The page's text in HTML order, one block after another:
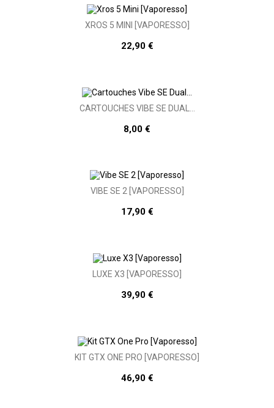
XROS 5 MINI [VAPORESSO]
22,90 €
CARTOUCHES VIBE SE DUAL...
8,00 €
VIBE SE 2 [VAPORESSO]
17,90 €
LUXE X3 [VAPORESSO]
39,90 €
KIT GTX ONE PRO [VAPORESSO]
46,90 €